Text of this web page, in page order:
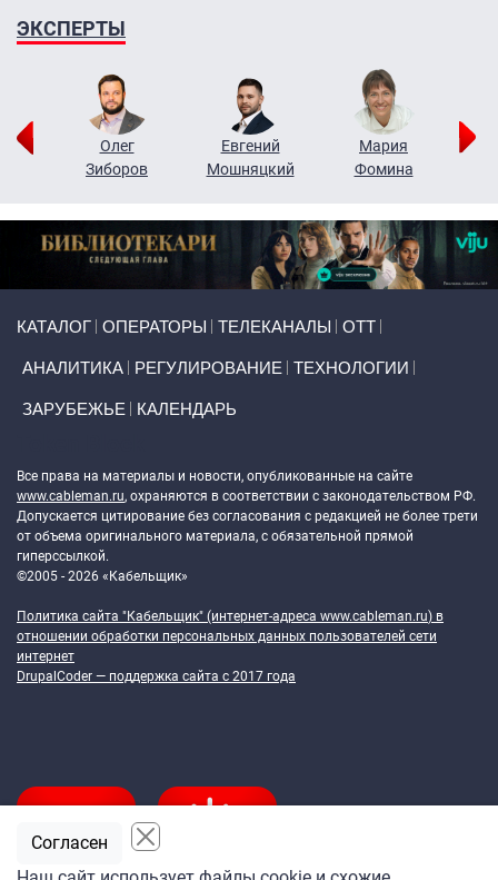
ЭКСПЕРТЫ
Олег
Зиборов
Евгений
Мошняцкий
Мария
Фомина
КАТАЛОГ ОПЕРАТОРЫ ТЕЛЕКАНАЛЫ ОТТ
АНАЛИТИКА РЕГУЛИРОВАНИЕ ТЕХНОЛОГИИ
ЗАРУБЕЖЬЕ КАЛЕНДАРЬ
Все права на материалы и новости, опубликованные на сайте
www.cableman.ru, охраняются в соответствии с законодательством РФ.
Допускается цитирование без согласования с редакцией не более трети
от объема оригинального материала, с обязательной прямой
гиперссылкой.
©2005 - 2026 «Кабельщик»
Политика сайта "Кабельщик" (интернет-адреса www.cableman.ru) в
отношении обработки персональных данных пользователей сети
интернет
DrupalCoder — поддержка сайта c 2017 года
Согласен